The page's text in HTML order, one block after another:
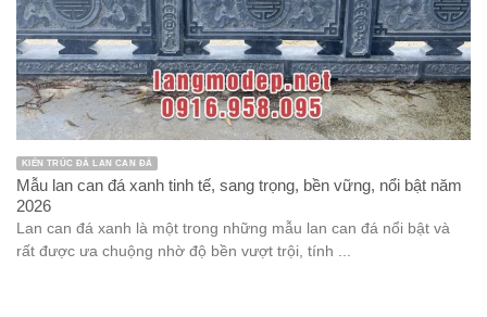
KIẾN TRÚC ĐÁ LAN CAN ĐÁ
Mẫu lan can đá xanh tinh tế, sang trọng, bền vững, nổi bật năm
2026
Lan can đá xanh là một trong những mẫu lan can đá nổi bật và
rất được ưa chuộng nhờ độ bền vượt trội, tính ...